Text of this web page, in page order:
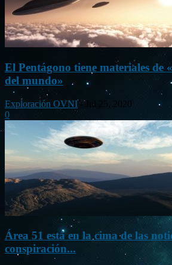
El Pentágono tiene materiales de
del mundo»
Exploración OVNI - Jul 25, 2020
0
Área 51 está en la cima de las
conspiración...